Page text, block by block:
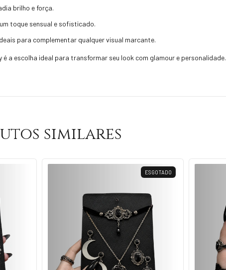
brilho e força.
toque sensual e sofisticado.
para complementar qualquer visual marcante.
a escolha ideal para transformar seu look com glamour e personalidade.
similares
ESGOTADO